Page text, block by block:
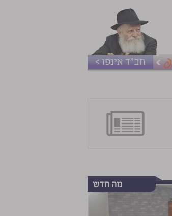
חב"ד אינפו >